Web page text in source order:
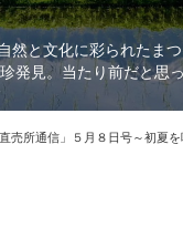
と文化に彩られたま
発見。当たり前だと思
直売所通信」５月８日号～初夏